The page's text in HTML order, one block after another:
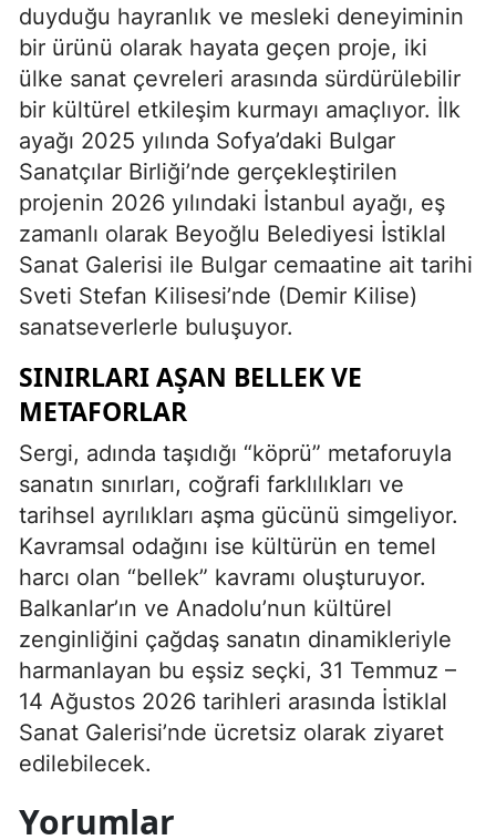
duyduğu hayranlık ve mesleki deneyiminin
bir ürünü olarak hayata geçen proje, iki
ülke sanat çevreleri arasında sürdürülebilir
bir kültürel etkileşim kurmayı amaçlıyor. İlk
ayağı 2025 yılında Sofya’daki Bulgar
Sanatçılar Birliği’nde gerçekleştirilen
projenin 2026 yılındaki İstanbul ayağı, eş
zamanlı olarak Beyoğlu Belediyesi İstiklal
Sanat Galerisi ile Bulgar cemaatine ait tarihi
Sveti Stefan Kilisesi’nde (Demir Kilise)
sanatseverlerle buluşuyor.
SINIRLARI AŞAN BELLEK VE
METAFORLAR
Sergi, adında taşıdığı “köprü” metaforuyla
sanatın sınırları, coğrafi farklılıkları ve
tarihsel ayrılıkları aşma gücünü simgeliyor.
Kavramsal odağını ise kültürün en temel
harcı olan “bellek” kavramı oluşturuyor.
Balkanlar’ın ve Anadolu’nun kültürel
zenginliğini çağdaş sanatın dinamikleriyle
harmanlayan bu eşsiz seçki, 31 Temmuz –
14 Ağustos 2026 tarihleri arasında İstiklal
Sanat Galerisi’nde ücretsiz olarak ziyaret
edilebilecek.
Yorumlar